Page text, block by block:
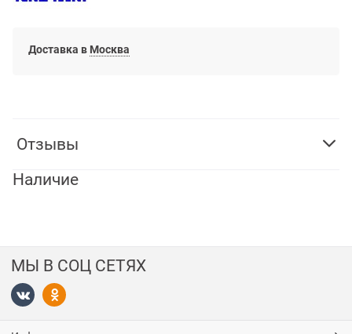
Доставка в Москва
Отзывы
Наличие
МЫ В СОЦ СЕТЯХ